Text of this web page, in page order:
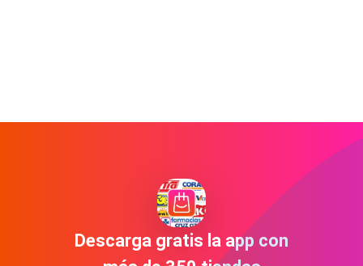
Descarga gratis la app con